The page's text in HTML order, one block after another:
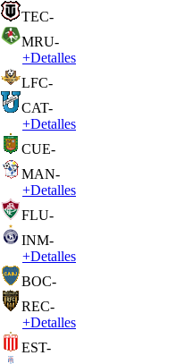
TEC-
MRU-
+Detalles
LFC-
CAT-
+Detalles
CUE-
MAN-
+Detalles
FLU-
INM-
+Detalles
BOC-
REC-
+Detalles
EST-